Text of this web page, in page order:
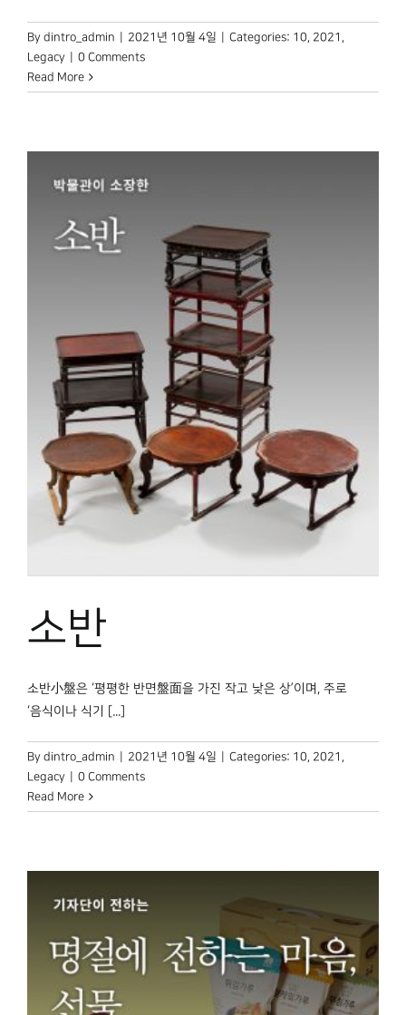
By dintro_admin 2021년 10월 4일 Categories: 10 2021
Legacy
0 Comments
Read More
소반
소반小盤은 ‘평평한 반면盤面을 가진 작고 낮은 상’이며, 주로
‘음식이나 식기 [...]
By dintro_admin 2021년 10월 4일 Categories: 10, 2021 ,
Legacy
0 Comments
Read More